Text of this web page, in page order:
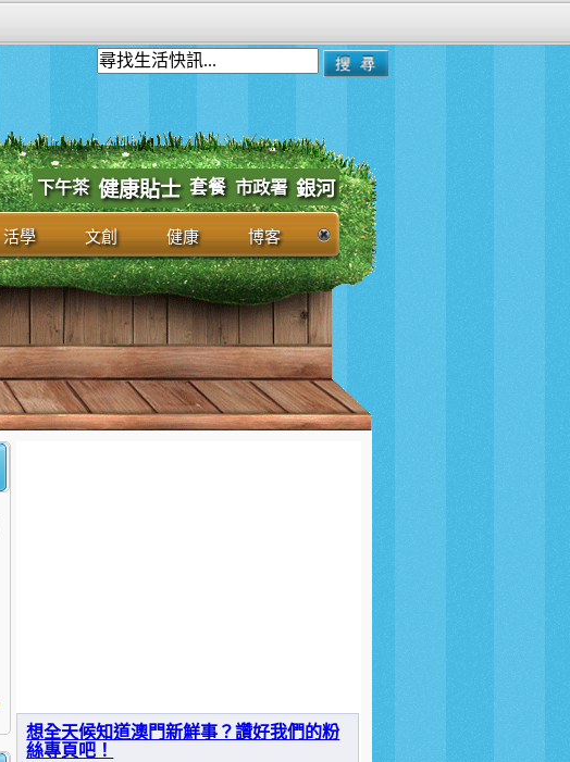
下午茶 健康貼士 套餐 市政署 銀河
活學 文創 健康 博客
想全天候知道澳門新鮮事？讚好我們的粉
絲專頁吧！